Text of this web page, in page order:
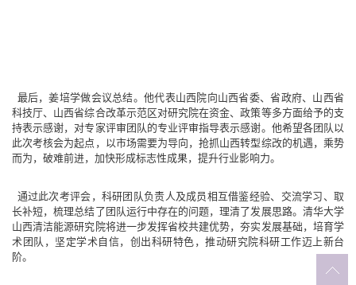
最后，姜培学做会议总结。他代表山西院向山西省委、省政府、山西省
科技厅、山西省综合改革示范区对研究院在资金、政策等多方面给予的支
持表示感谢，对专家评审团队的专业评审指导表示感谢。他希望各团队以
此次考核会为起点，以市场需要为导向，抢抓山西转型综改的机遇，乘势
而为，破难前进，加快形成标志性成果，提升行业影响力。
通过此次考评会，科研团队负责人及成员相互借鉴经验、交流学习、取
长补短，梳理总结了团队运行中存在的问题，理清了发展思路。清华大学
山西清洁能源研究院将进一步发挥省校共建优势，夯实发展基础，培育学
术团队，坚定学术自信，创出科研特色，推动研究院科研工作迈上新台
阶。